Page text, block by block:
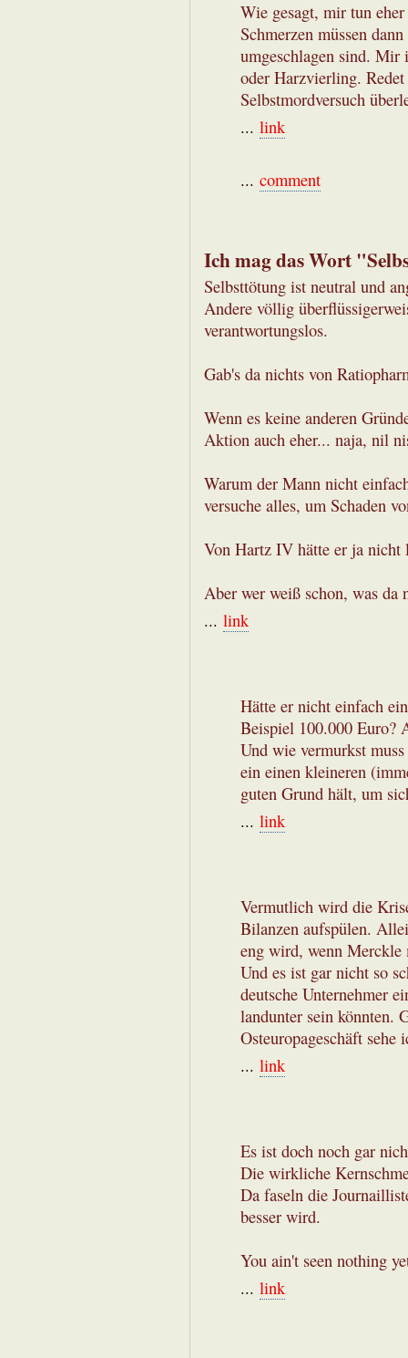
Wie gesagt, mir tun
Schmerzen müssen
umgeschlagen sind. Mir
oder Harzvierling.
Selbstmordversuch
... link
... comment
Ich mag das Wort
Selbsttötung ist neutral und
Andere völlig
verantwortungslos.
Gab's da nichts von
Wenn es keine anderen
Aktion auch eher... naja, nil
Warum der Mann nicht
versuche alles, um Schaden
Von Hartz IV hätte er ja nicht
Aber wer weiß schon, was da
... link
Hätte er nicht einfach
Beispiel 100.000 Euro?
Und wie vermurkst
ein einen kleineren
guten Grund hält, um
... link
Vermutlich wird die
Bilanzen aufspülen.
eng wird, wenn Merckle
Und es ist gar nicht so
deutsche Unternehmer
landunter sein könnten.
Osteuropageschäft
... link
Es ist doch noch gar
Die wirkliche
Da faseln die
besser wird.
You ain't seen nothing
... link